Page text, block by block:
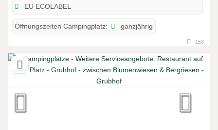
EU ECOLABEL
Öffnungszeiten Campingplatz: ganzjährig
153